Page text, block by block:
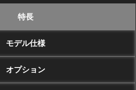
特長
モデル仕様
オプション